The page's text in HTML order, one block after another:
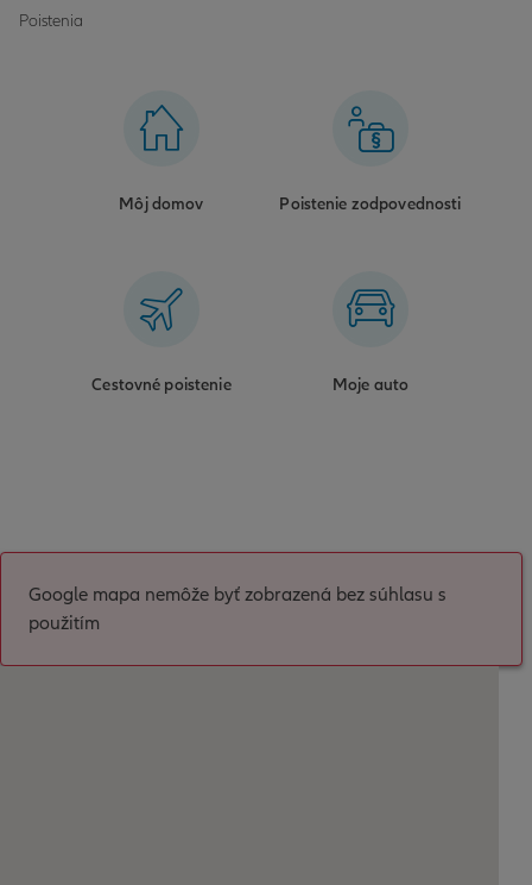
Poistenia
Môj domov Poistenie zodpovednosti
Cestovné poistenie Moje auto
Google mapa nemôže byť zobrazená bez súhlasu s
použitím